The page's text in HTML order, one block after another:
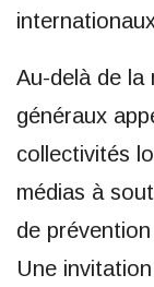
Au-delà de la
généraux
collectivités
médias à
de
Une